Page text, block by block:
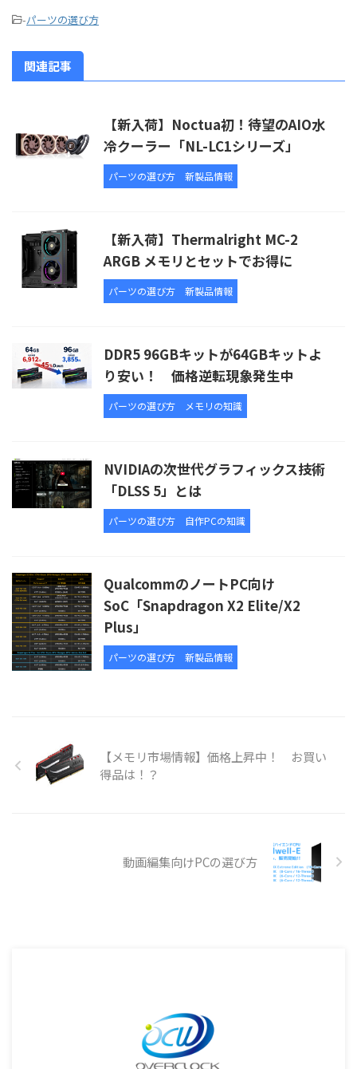
-パーツの選び方
関連記事
【新入荷】Noctua初！待望のAIO水
冷クーラー「NL-LC1シリーズ」
パーツの選び方 新製品情報
【新入荷】Thermalright MC-2
ARGB メモリとセットでお得に
パーツの選び方 新製品情報
DDR5 96GBキットが64GBキットよ
り安い！ 価格逆転現象発生中
パーツの選び方 メモリの知識
NVIDIAの次世代グラフィックス技術
「DLSS 5」とは
パーツの選び方 自作PCの知識
QualcommのノートPC向け
SoC「Snapdragon X2 Elite/X2
Plus」
パーツの選び方 新製品情報
【メモリ市場情報】価格上昇中！ お買い
得品は！？
動画編集向けPCの選び方